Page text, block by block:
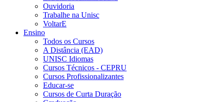
Ouvidoria
Trabalhe na Unisc
VoltarE
Ensino
Todos os Cursos
A Distância (EAD)
UNISC Idiomas
Cursos Técnicos - CEPRU
Cursos Profissionalizantes
Educar-se
Cursos de Curta Duração